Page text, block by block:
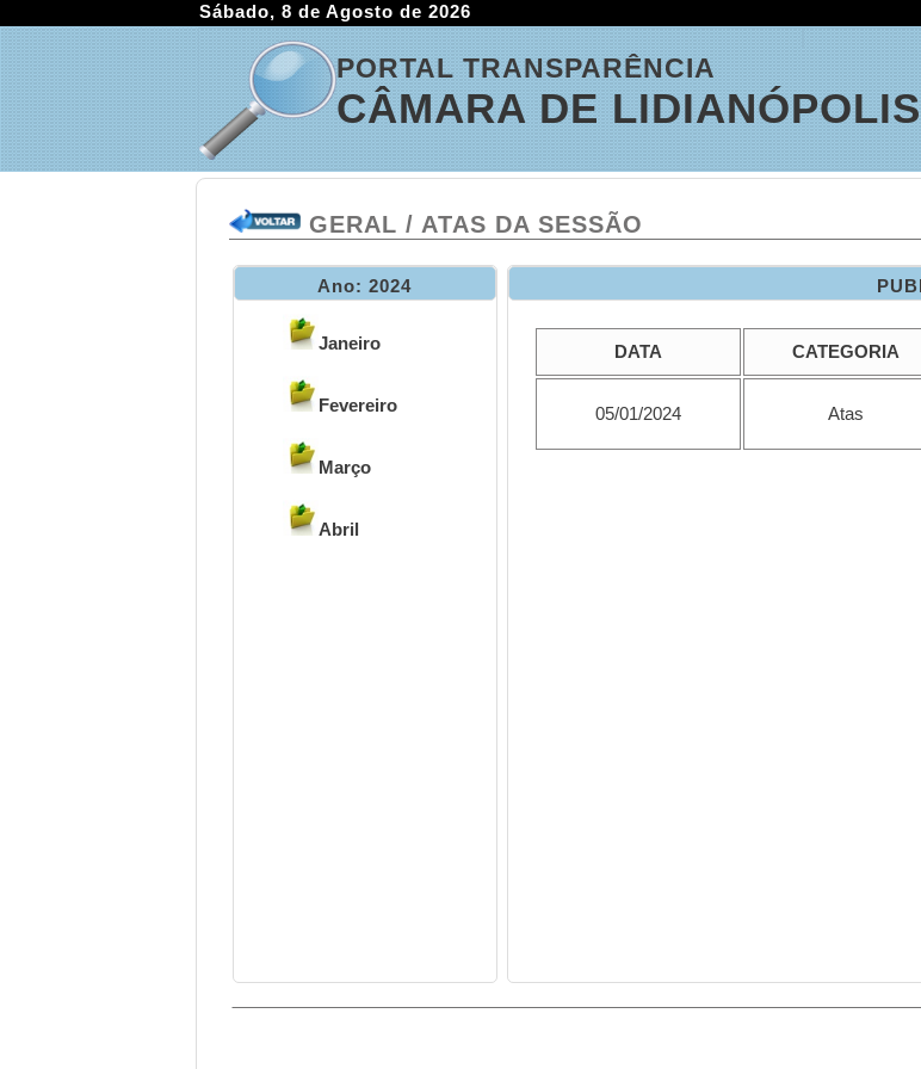
Sábado, 8 de Agosto de 2026
PORTAL TRANSPARÊNCIA
CÂMARA DE LIDIANÓPOLIS
GERAL / ATAS DA SESSÃO
Ano: 2024
Janeiro
Fevereiro
Março
Abril
DATA CATEGORIA
05/01/2024 Atas